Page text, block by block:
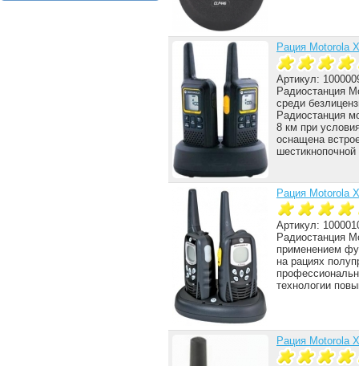
Рация Motorola
Артикул:
Радиостанция
среди
Радиостанция
8 км при
оснащена
Рация Motorola
Артикул:
Радиостанция
применением
на рациях
технологии
Рация Motorola